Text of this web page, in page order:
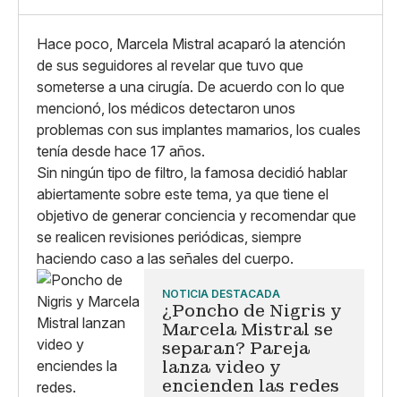
Hace poco, Marcela Mistral acaparó la atención
de sus seguidores al revelar que tuvo que
someterse a una cirugía. De acuerdo con lo que
mencionó, los médicos detectaron unos
problemas con sus implantes mamarios, los cuales
tenía desde hace 17 años.
Sin ningún tipo de filtro, la famosa decidió hablar
abiertamente sobre este tema, ya que tiene el
objetivo de generar conciencia y recomendar que
se realicen revisiones periódicas, siempre
haciendo caso a las señales del cuerpo.
NOTICIA DESTACADA
¿Poncho de Nigris y
Marcela Mistral se
separan? Pareja
lanza video y
encienden las redes